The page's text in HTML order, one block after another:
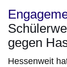
gegen
Hessenweit